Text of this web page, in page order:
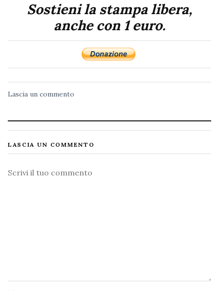
Sostieni la stampa libera,
anche con 1 euro.
Lascia un commento
LASCIA UN COMMENTO
Commento